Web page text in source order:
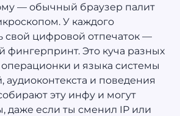
— обычный браузер палит
У каждого
свой цифровой отпечаток —
фингерпринт. Это куча разных
операционки и языка системы
и поведения
эту инфу и могут
даже если ты сменил IP или